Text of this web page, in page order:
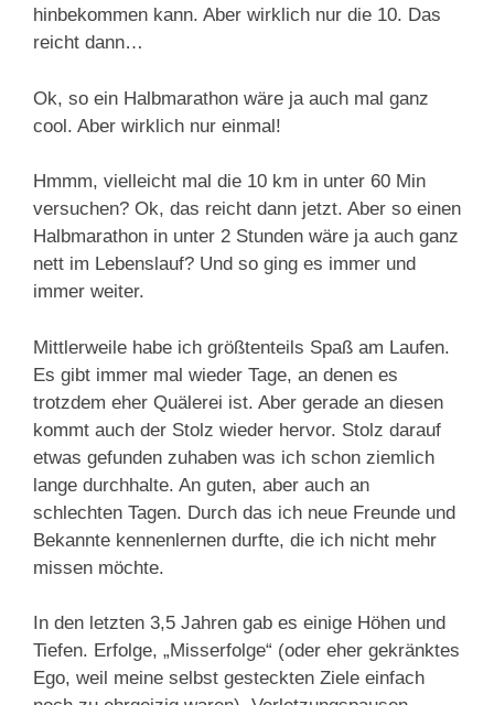
hinbekommen kann. Aber wirklich nur die 10. Das
reicht dann…
Ok, so ein Halbmarathon wäre ja auch mal ganz
cool. Aber wirklich nur einmal!
Hmmm, vielleicht mal die 10 km in unter 60 Min
versuchen? Ok, das reicht dann jetzt. Aber so einen
Halbmarathon in unter 2 Stunden wäre ja auch ganz
nett im Lebenslauf? Und so ging es immer und
immer weiter.
Mittlerweile habe ich größtenteils Spaß am Laufen.
Es gibt immer mal wieder Tage, an denen es
trotzdem eher Quälerei ist. Aber gerade an diesen
kommt auch der Stolz wieder hervor. Stolz darauf
etwas gefunden zuhaben was ich schon ziemlich
lange durchhalte. An guten, aber auch an
schlechten Tagen. Durch das ich neue Freunde und
Bekannte kennenlernen durfte, die ich nicht mehr
missen möchte.
In den letzten 3,5 Jahren gab es einige Höhen und
Tiefen. Erfolge, „Misserfolge“ (oder eher gekränktes
Ego, weil meine selbst gesteckten Ziele einfach